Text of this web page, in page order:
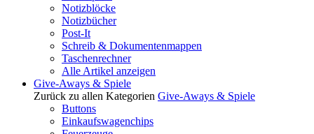
Notizblöcke
Notizbücher
Post-It
Schreib & Dokumentenmappen
Taschenrechner
Alle Artikel anzeigen
Give-Aways & Spiele
Zurück zu allen Kategorien Give-Aways & Spiele
Buttons
Einkaufswagenchips